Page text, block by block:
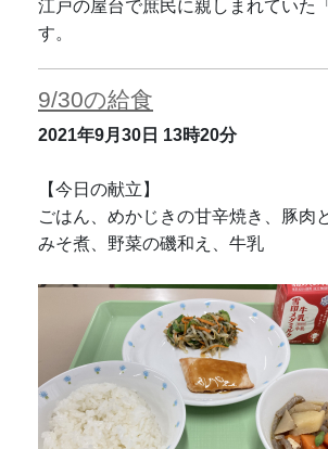
江戸の屋台で庶民に親しまれていた
す。
9/30の給食
2021年9月30日 13時20分
【今日の献立】
ごはん、めかじきの甘辛焼き、豚肉
みそ煮、野菜の磯和え、牛乳